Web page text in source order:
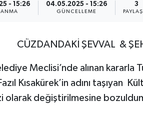
- 15:26 04.05.2025 - 15:26
GÜNCELLEME
3
CÜZDANDAKİ ŞEVVAL &
Meclisi’nde alınan kararla
Kısakürek’in adını taşıyan
olarak değiştirilmesine